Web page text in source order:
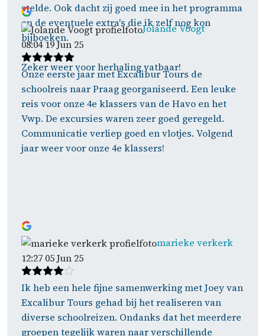
stelde. Ook dacht zij goed mee in het programma
en de eventuele extra's die ik zelf nog kon
bijboeken.
Zeker weer voor herhaling vatbaar!
Jolande Voogt
08:04 19 Jun 25
Onze eerste jaar met Excalibur Tours de
schoolreis naar Praag georganiseerd. Een leuke
reis voor onze 4e klassers van de Havo en het
Vwp. De excursies waren zeer goed geregeld.
Communicatie verliep goed en vlotjes. Volgend
jaar weer voor onze 4e klassers!
marieke verkerk
12:27 05 Jun 25
Ik heb een hele fijne samenwerking met Joey van
Excalibur Tours gehad bij het realiseren van
diverse schoolreizen. Ondanks dat het meerdere
groepen tegelijk waren naar verschillende